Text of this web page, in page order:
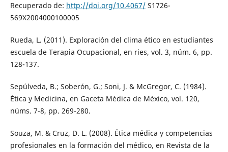
Recuperado de: http://doi.org/10.4067/S1726-
569X2004000100005
Rueda, L. (2011). Exploración del clima ético en estudiantes
escuela de Terapia Ocupacional, en ries, vol. 3, núm. 6, pp.
128-137.
Sepúlveda, B.; Soberón, G.; Soni, J. & McGregor, C. (1984).
Ética y Medicina, en Gaceta Médica de México, vol. 120,
núms. 7-8, pp. 269-280.
Souza, M. & Cruz, D. L. (2008). Ética médica y competencias
profesionales en la formación del médico, en Revista de la